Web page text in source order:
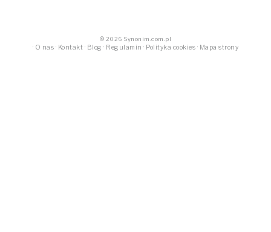
© 2026 Synonim.com.pl
· O nas · Kontakt · Blog · Regulamin · Polityka cookies · Mapa strony